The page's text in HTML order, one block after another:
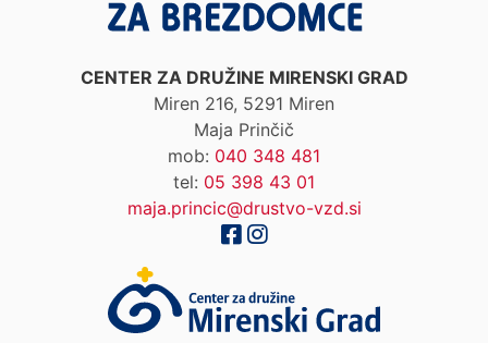
CENTER ZA DRUŽINE MIRENSKI GRAD
Miren 216, 5291 Miren
Maja Prinčič
mob: 040 348 481
tel: 05 398 43 01
maja.princic@drustvo-vzd.si